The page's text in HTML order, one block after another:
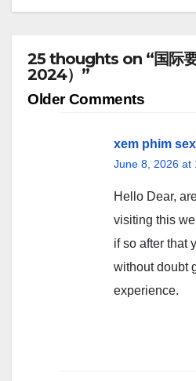
25 thoughts on “国际
2024）”
Comment
Older Comments
xem phim
June 8, 2026 at
Hello Dear,
visiting this
if so after that
without doubt
experience.